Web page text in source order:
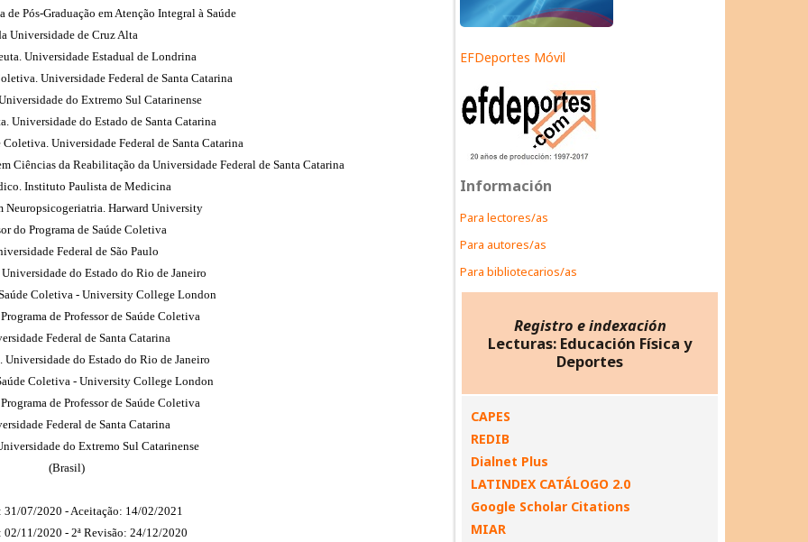
EFDeportes Móvil
Información
Para lectores/as
Para autores/as
Para bibliotecarios/as
Registro e indexación
Lecturas: Educación Física y
Deportes
CAPES
REDIB
Dialnet Plus
LATINDEX CATÁLOGO 2.0
Google Scholar Citations
MIAR